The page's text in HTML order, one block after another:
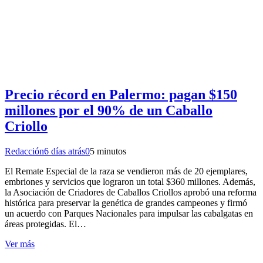
Precio récord en Palermo: pagan $150
millones por el 90% de un Caballo
Criollo
Redacción6 días atrás05 minutos
El Remate Especial de la raza se vendieron más de 20 ejemplares,
embriones y servicios que lograron un total $360 millones. Además,
la Asociación de Criadores de Caballos Criollos aprobó una reforma
histórica para preservar la genética de grandes campeones y firmó
un acuerdo con Parques Nacionales para impulsar las cabalgatas en
áreas protegidas. El…
Ver más